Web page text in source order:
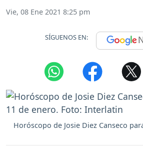
Vie, 08 Ene 2021 8:25 pm
SÍGUENOS EN:
Horóscopo de Josie Diez Canseco